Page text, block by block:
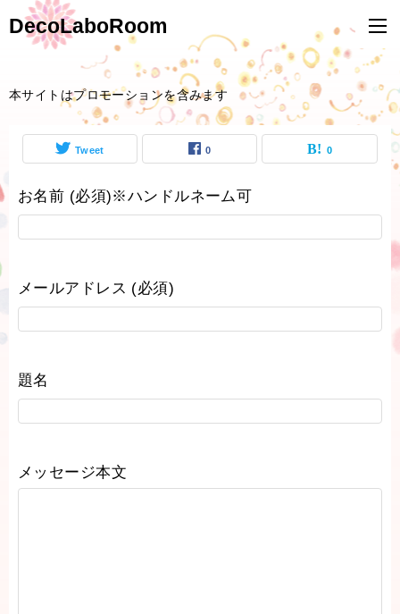
DecoLaboRoom
本サイトはプロモーションを含みます
Tweet 0 0
お名前 (必須)※ハンドルネーム可
メールアドレス (必須)
題名
メッセージ本文